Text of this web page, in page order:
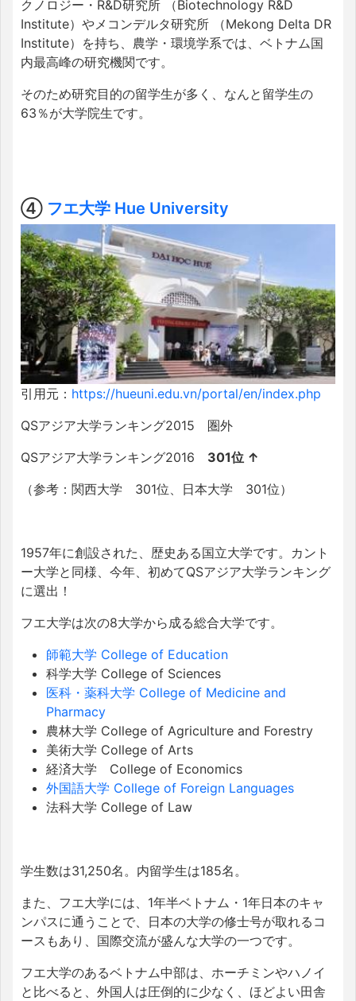
クノロジー・R&D研究所 （Biotechnology R&D
Institute）やメコンデルタ研究所 （Mekong Delta DR
Institute）を持ち、農学・環境学系では、ベトナム国
内最高峰の研究機関です。
そのため研究目的の留学生が多く、なんと留学生の
63％が大学院生です。
④ フエ大学 Hue University
引用元： https://hueuni.edu.vn/portal/en/index.php
QSアジア大学ランキング2015 圏外
QSアジア大学ランキング2016 301位 ↑
（参考：関西大学 301位、日本大学 301位）
1957年に創設された、歴史ある国立大学です。カント
ー大学と同様、今年、初めてQSアジア大学ランキング
に選出！
フエ大学は次の8大学から成る総合大学です。
師範大学 College of Education
科学大学 College of Sciences
医科・薬科大学 College of Medicine and
Pharmacy
農林大学 College of Agriculture and Forestry
美術大学 College of Arts
経済大学 College of Economics
外国語大学 College of Foreign Languages
法科大学 College of Law
学生数は31,250名。内留学生は185名。
また、フエ大学には、1年半ベトナム・1年日本のキャ
ンパスに通うことで、日本の大学の修士号が取れるコ
ースもあり、国際交流が盛んな大学の一つです。
フエ大学のあるベトナム中部は、ホーチミンやハノイ
と比べると、外国人は圧倒的に少なく、ほどよい田舎